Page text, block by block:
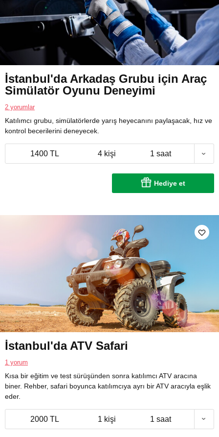
İstanbul'da Arkadaş Grubu için Araç
Simülatör Oyunu Deneyimi
2 yorumlar
Katılımcı grubu, simülatörlerde yarış heyecanını paylaşacak, hız ve
kontrol becerilerini deneyecek.
1400 TL 4 kişi 1 saat
Hediye et
İstanbul'da ATV Safari
1 yorum
Kısa bir eğitim ve test sürüşünden sonra katılımcı ATV aracına
biner. Rehber, safari boyunca katılımcıya ayrı bir ATV aracıyla eşlik
eder.
2000 TL 1 kişi 1 saat